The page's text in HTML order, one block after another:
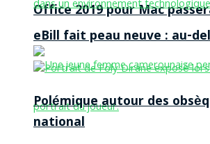
Office 2019 pour Mac
eBill fait peau neuve : au-
Polémique autour des
national